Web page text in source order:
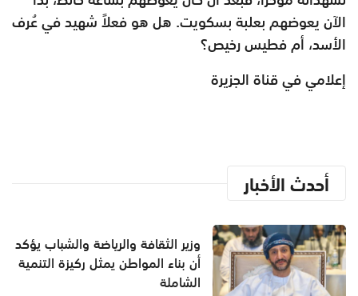
الآن يعوضهم بعلبة بسكويت. هل هو فعلاً شهيد في عُرف
الأسد، أم فطيس رخيص؟
إعلامي في قناة الجزيرة
أحدث الأخبار
وزير الثقافة والرياضة والشباب يؤكد
أن بناء المواطن يمثل ركيزة التنمية
الشاملة